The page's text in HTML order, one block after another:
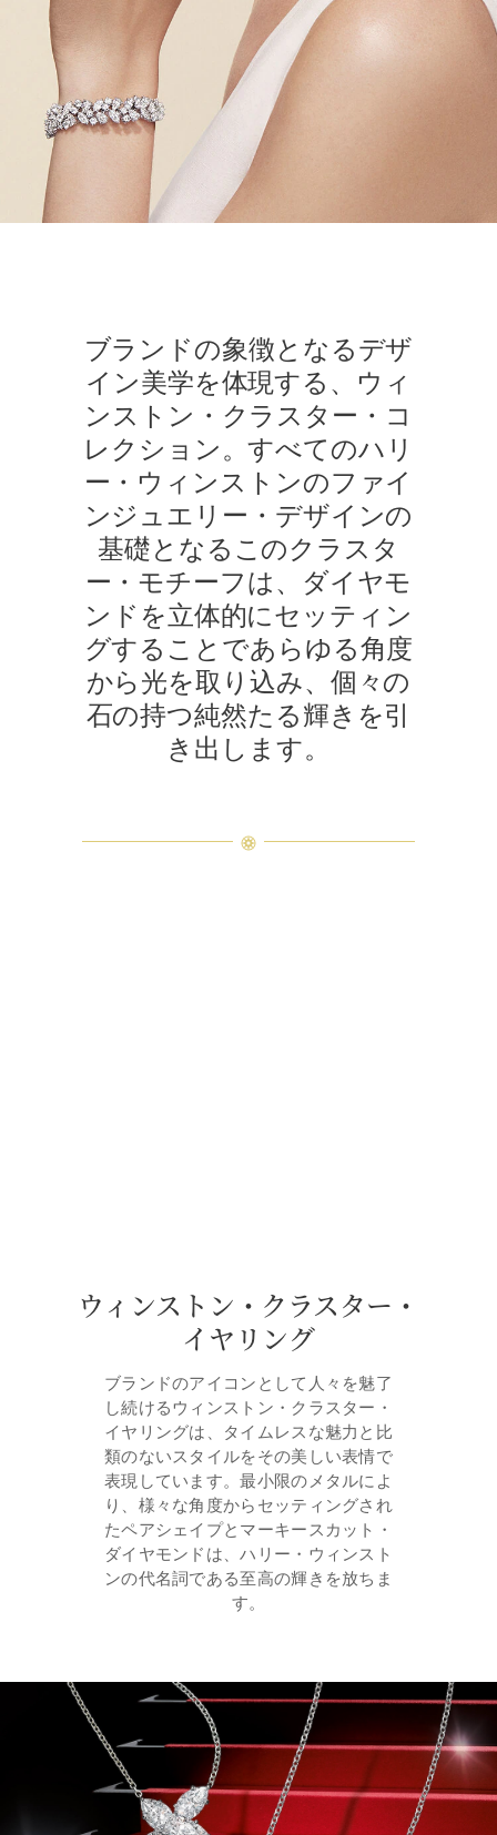
ブランドの象徴となるデザ
イン美学を体現する、ウィ
ンストン・クラスター・コ
レクション。すべてのハリ
ー・ウィンストンのファイ
ンジュエリー・デザインの
基礎となるこのクラスタ
ー・モチーフは、ダイヤモ
ンドを立体的にセッティン
グすることであらゆる角度
から光を取り込み、個々の
石の持つ純然たる輝きを引
き出します。
ウィンストン・クラスター・
イヤリング
ブランドのアイコンとして人々を魅了
し続けるウィンストン・クラスター・
イヤリングは、タイムレスな魅力と比
類のないスタイルをその美しい表情で
表現しています。最小限のメタルによ
り、様々な角度からセッティングされ
たペアシェイプとマーキースカット・
ダイヤモンドは、ハリー・ウィンスト
ンの代名詞である至高の輝きを放ちま
す。